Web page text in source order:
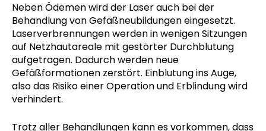
Neben Ödemen wird der Laser auch bei der
Behandlung von Gefäßneubildungen eingesetzt.
Laserverbrennungen werden in wenigen Sitzungen
auf Netzhautareale mit gestörter Durchblutung
aufgetragen. Dadurch werden neue
Gefäßformationen zerstört. Einblutung ins Auge,
also das Risiko einer Operation und Erblindung wird
verhindert.
Trotz aller Behandlungen kann es vorkommen, dass